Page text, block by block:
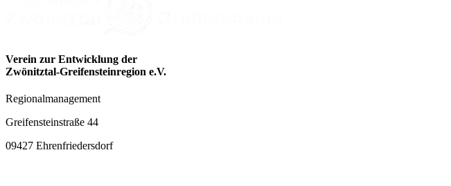
Verein zur Entwicklung der
Zwönitztal-Greifensteinregion e.V.
Regionalmanagement
Greifensteinstraße 44
09427 Ehrenfriedersdorf